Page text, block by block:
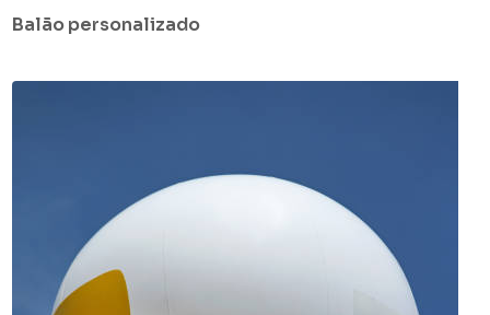
Balão personalizado